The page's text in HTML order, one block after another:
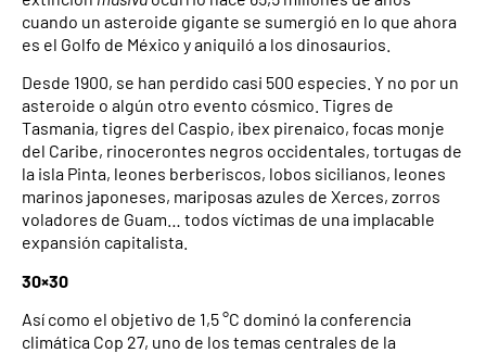
cuando un asteroide gigante se sumergió en lo que ahora
es el Golfo de México y aniquiló a los dinosaurios.
Desde 1900, se han perdido casi 500 especies. Y no por un
asteroide o algún otro evento cósmico. Tigres de
Tasmania, tigres del Caspio, ibex pirenaico, focas monje
del Caribe, rinocerontes negros occidentales, tortugas de
la isla Pinta, leones berberiscos, lobos sicilianos, leones
marinos japoneses, mariposas azules de Xerces, zorros
voladores de Guam… todos víctimas de una implacable
expansión capitalista.
30×30
Así como el objetivo de 1,5 °C dominó la conferencia
climática Cop 27, uno de los temas centrales de la